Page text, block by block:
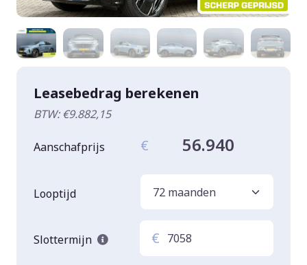
Leasebedrag berekenen
BTW: €9.882,15
Aanschafprijs € 56.940
Looptijd
Slottermijn €